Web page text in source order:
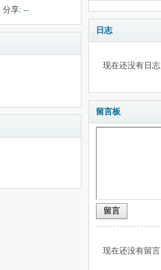
分享: --
日志
现在还没有日志
留言板
留言
现在还没有留言